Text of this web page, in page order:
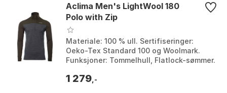
Aclima Men's LightWool 180
Polo with Zip
Materiale: 100 % ull. Sertifiseringer:
Oeko-Tex Standard 100 og Woolmark.
Funksjoner: Tommelhull, Flatlock-sømmer.
maren...
1 279 ,-